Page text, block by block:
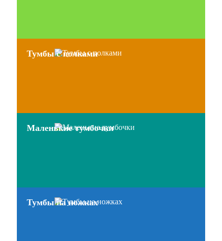
Тумбы с полками
Маленькие тумбочки
Тумбы на ножках